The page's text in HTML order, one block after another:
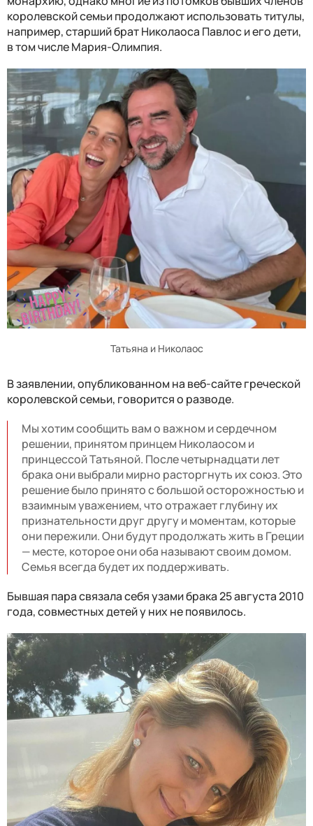
королевской семьи продолжают использовать титулы,
например, старший брат Николаоса Павлос и его дети,
в том числе Мария-Олимпия.
Татьяна и Николаос
В заявлении, опубликованном на веб-сайте греческой
королевской семьи, говорится о разводе.
Мы хотим сообщить вам о важном и сердечном
решении, принятом принцем Николаосом и
принцессой Татьяной. После четырнадцати лет
брака они выбрали мирно расторгнуть их союз. Это
решение было принято с большой осторожностью и
взаимным уважением, что отражает глубину их
признательности друг другу и моментам, которые
они пережили. Они будут продолжать жить в Греции
— месте, которое они оба называют своим домом.
Семья всегда будет их поддерживать.
Бывшая пара связала себя узами брака 25 августа 2010
года, совместных детей у них не появилось.